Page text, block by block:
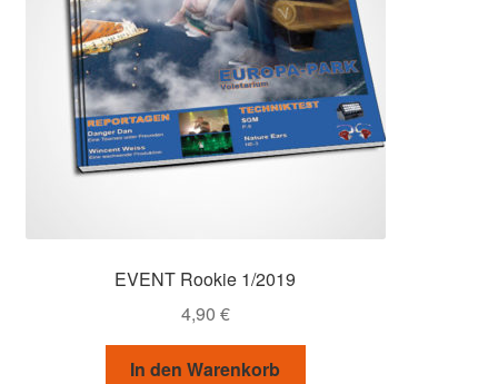
EVENT Rookie 1/2019
4,90 €
In den Warenkorb